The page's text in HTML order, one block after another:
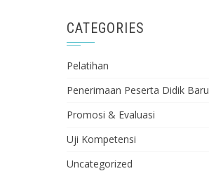
CATEGORIES
Pelatihan
Penerimaan Peserta Didik Baru
Promosi & Evaluasi
Uji Kompetensi
Uncategorized